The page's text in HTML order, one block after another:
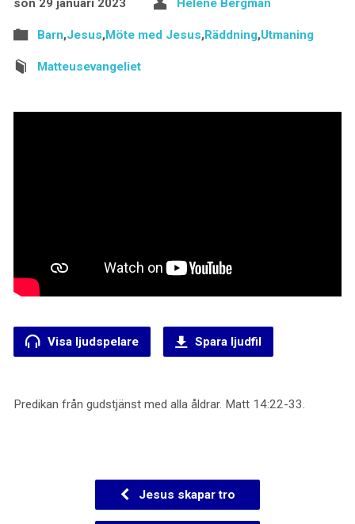
sön 29 januari 2023 Helene Bergman
Barn,Jesus,Möte med Jesus,Räddning,Utmaning
Matteusevangeliet
Visa ljudspelare Spara ljudfil
Predikan från gudstjänst med alla åldrar. Matt 14:22-33.
Jesus skapar tro